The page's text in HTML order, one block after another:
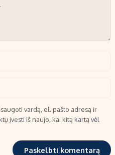
vardą, el. pašto adresą ir
įvesti iš naujo, kai kitą kartą vėl